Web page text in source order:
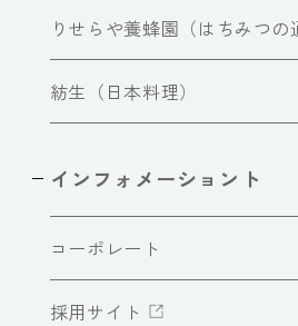
りせらや養蜂園（はちみつの
紡生（日本料理）
インフォメーショント
コーポレート
採用サイト